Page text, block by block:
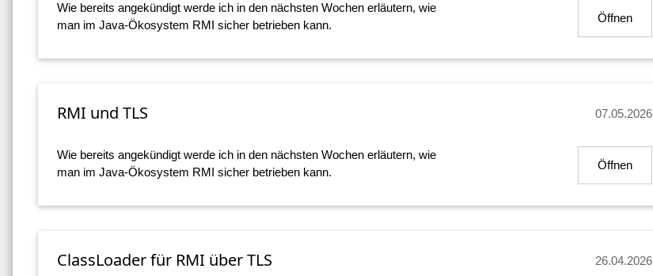
Wie bereits angekündigt werde ich in den nächsten Wochen erläutern, wie
man im Java-Ökosystem RMI sicher betrieben kann.
Öffnen
RMI und TLS 07.05.2026
Wie bereits angekündigt werde ich in den nächsten Wochen erläutern, wie
man im Java-Ökosystem RMI sicher betrieben kann.
Öffnen
ClassLoader für RMI über TLS 26.04.2026